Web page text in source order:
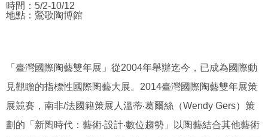
時間：5/2-10/12
地點：鶯歌陶博館
「臺灣國際陶藝雙年展」從2004年舉辦迄今，已成為國際動
見觀瞻的指標性國際陶藝大展。2014臺灣國際陶藝雙年展策
展競賽，南非/法國籍策展人溫蒂‧葛爾絲（Wendy Gers）策
劃的「新陶時代：藝術‧設計‧數位趨勢」以陶藝結合其他藝術